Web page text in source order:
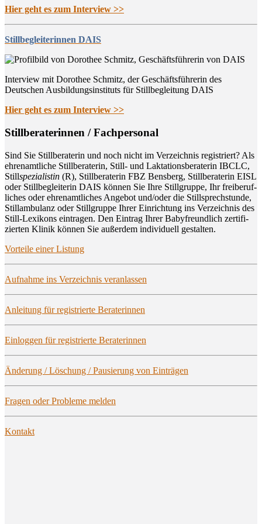
Hier geht es zum Interview >>
Stillbegleiterinnen DAIS
Interview mit Dorothee Schmitz, der Geschäftsführerin des
Deutschen Ausbildungsinstituts für Stillbegleitung DAIS
Hier geht es zum Interview >>
Still­be­ra­te­rin­nen / Fachpersonal
Sind Sie Still­be­ra­te­rin und noch nicht im Ver­zeich­nis regis­triert? Als
ehren­amt­li­che Still­be­ra­te­rin, Still- und Lak­ta­ti­ons­be­ra­te­rin IBCLC,
Stillspe­zia­lis­tin (R), Still­be­ra­te­rin FBZ Bens­berg, Still­be­ra­te­rin EISL
oder Still­be­glei­te­rin DAIS kön­nen Sie Ihre Still­grup­pe, Ihr frei­be­ruf­
li­ches oder ehren­amt­li­ches Ange­bot und/oder die Still­sprech­stun­de,
Still­am­bu­lanz oder Still­grup­pe Ihrer Ein­rich­tung ins Ver­zeich­nis des
Still-Lexi­kons ein­tra­gen. Den Ein­trag Ihrer Baby­freund­lich zer­ti­fi­
zier­ten Kli­nik kön­nen Sie außer­dem indi­vi­du­ell gestalten.
Vor­tei­le einer Listung
Auf­nah­me ins Ver­zeich­nis veranlassen
Anlei­tung für regis­trier­te Beraterinnen
Ein­log­gen für regis­trier­te Beraterinnen
Ände­rung / Löschung / Pau­sie­rung von Einträgen
Fra­gen oder Pro­ble­me melden
Kon­takt